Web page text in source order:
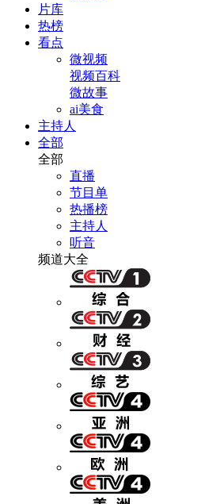
片库
热榜
看点
微视频
视频百科
微故事
ai美食
主持人
全部
全部
直播
节目单
热播榜
主持人
听音
频道大全